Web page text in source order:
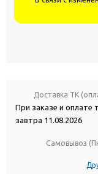
Доставка ТК
При заказе и оплате
завтра 11.08.2026
Самовывоз